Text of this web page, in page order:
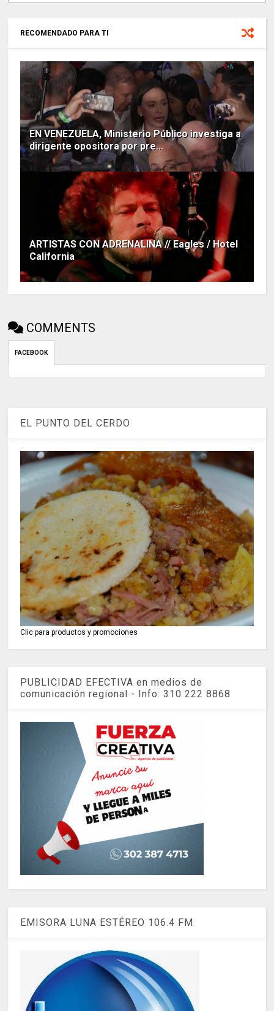
RECOMENDADO PARA TI
EN VENEZUELA, Ministerio Público investiga a
dirigente opositora por pre...
ARTISTAS CON ADRENALINA // Eagles / Hotel
California
COMMENTS
FACEBOOK
EL PUNTO DEL CERDO
Clic para productos y promociones
PUBLICIDAD EFECTIVA en medios de
comunicación regional - Info: 310 222 8868
EMISORA LUNA ESTÉREO 106.4 FM